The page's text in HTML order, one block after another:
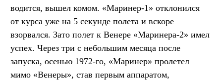
водится, вышел комом. «Маринер-1» отклонился
от курса уже на 5 секунде полета и вскоре
взорвался. Зато полет к Венере «Маринера-2» имел
успех. Через три с небольшим месяца после
запуска, осенью 1972-го, «Маринер» пролетел
мимо «Венеры», став первым аппаратом,